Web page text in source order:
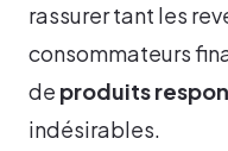
rassurer tant les
consommateurs
de produits
indésirables.